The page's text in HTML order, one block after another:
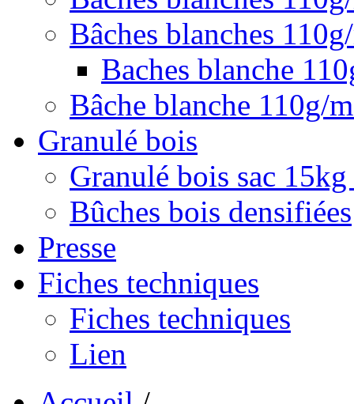
Bâches blanches
Baches blanche
Bâche blanche 110g/
Granulé bois
Granulé bois sac
Bûches bois densifiées
Presse
Fiches techniques
Fiches techniques
Lien